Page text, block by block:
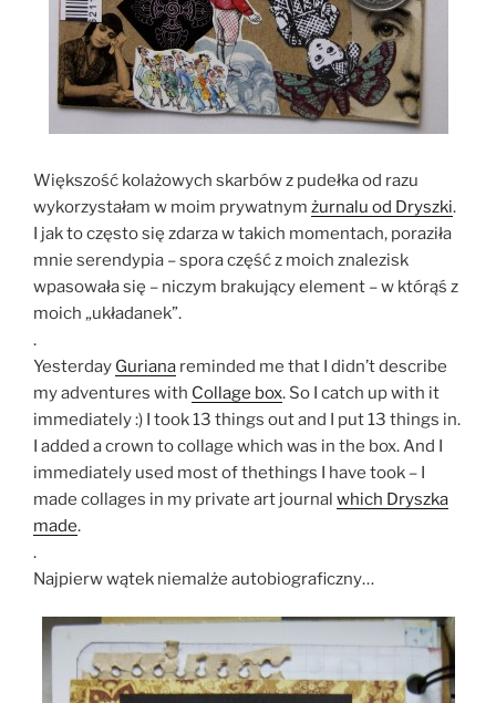
Większość kolażowych skarbów z pudełka od razu
wykorzystałam w moim prywatnym żurnalu od Dryszki.
I jak to często się zdarza w takich momentach, poraziła
mnie serendypia – spora część z moich znalezisk
wpasowała się – niczym brakujący element – w którąś z
moich „układanek”.
.
Yesterday Guriana reminded me that I didn’t describe
my adventures with Collage box. So I catch up with it
immediately :) I took 13 things out and I put 13 things in.
I added a crown to collage which was in the box. And I
immediately used most of thethings I have took – I
made collages in my private art journal which Dryszka
made.
.
Najpierw wątek niemalże autobiograficzny…